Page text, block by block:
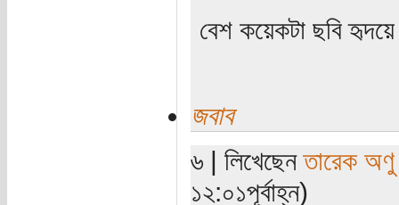
বেশ কয়েকটা ছবি
জবাব
৬ | লিখেছেনতারেক অণু
১২:০১পূর্বাহ্ন)